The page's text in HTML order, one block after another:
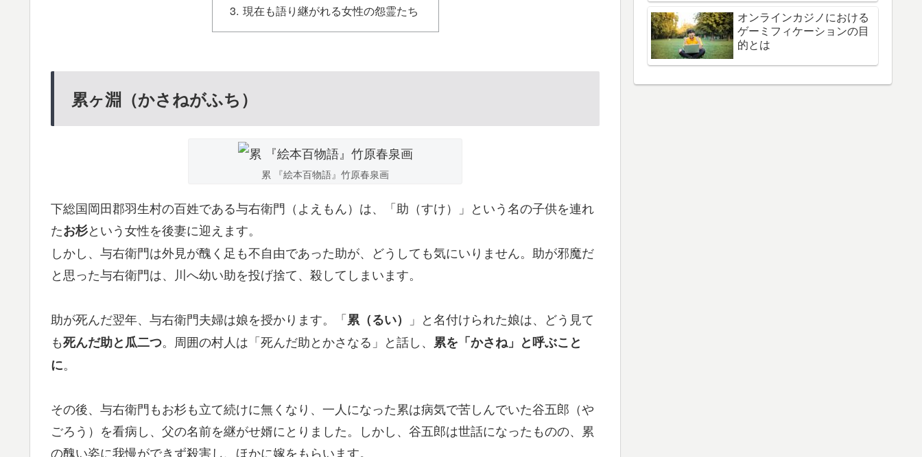
現在も語り継がれる女性の怨霊たち
累ヶ淵（かさねがふち）
累 『絵本百物語』竹原春泉画
下総国岡田郡羽生村の百姓である与右衛門（よえもん）は、「助（すけ）」という名の子供を連れ
たお杉という女性を後妻に迎えます。
しかし、与右衛門は外見が醜く足も不自由であった助が、どうしても気にいりません。助が邪魔だ
と思った与右衛門は、川へ幼い助を投げ捨て、殺してしまいます。
助が死んだ翌年、与右衛門夫婦は娘を授かります。「累（るい）
」と名付けられた娘は、どう見て
も死んだ助と瓜二つ。周囲の村人は「死んだ助とかさなる」と話し、 累を「かさね」と呼ぶこと
に。
その後、与右衛門もお杉も立て続けに無くなり、一人になった累は病気で苦しんでいた谷五郎（や
ごろう）を看病し、父の名前を継がせ婿にとりました。しかし、谷五郎は世話になったものの、累
の醜い姿に我慢ができず殺害し、ほかに嫁をもらいます。
オンラインカジノにおける
ゲーミフィケーションの目
的とは